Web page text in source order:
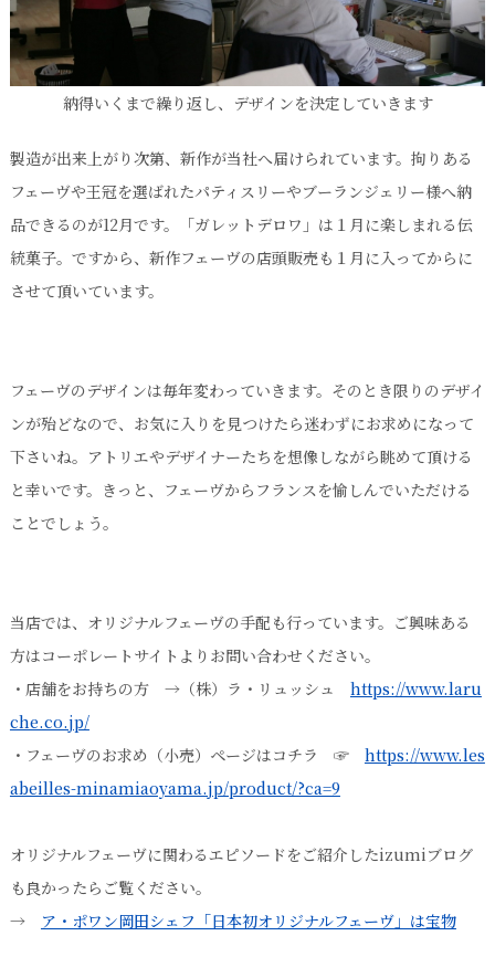
納得いくまで繰り返し、デザインを決定していきます
製造が出来上がり次第、新作が当社へ届けられています。拘りある
フェーヴや王冠を選ばれたパティスリーやブーランジェリー様へ納
品できるのが12月です。「ガレットデロワ」は１月に楽しまれる伝
統菓子。ですから、新作フェーヴの店頭販売も１月に入ってからに
させて頂いています。
フェーヴのデザインは毎年変わっていきます。そのとき限りのデザイ
ンが殆どなので、お気に入りを見つけたら迷わずにお求めになって
下さいね。アトリエやデザイナーたちを想像しながら眺めて頂ける
と幸いです。きっと、フェーヴからフランスを愉しんでいただける
ことでしょう。
当店では、オリジナルフェーヴの手配も行っています。ご興味ある
方はコーポレートサイトよりお問い合わせください。
・店舗をお持ちの方 →（株）ラ・リュッシュ https://www.laru
che.co.jp/
・フェーヴのお求め（小売）ページはコチラ ☞ https://www.les
abeilles-minamiaoyama.jp/product/?ca=9
オリジナルフェーヴに関わるエピソードをご紹介したizumiブログ
も良かったらご覧ください。
→
ア・ポワン岡田シェフ「日本初オリジナルフェーヴ」は宝物